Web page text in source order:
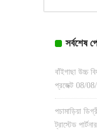
সর্বশেষ
বাঁইগাছা উচ্চ
প্রজেক্ট 08/
পচামাড়িয়া
ট্রাস্টেড